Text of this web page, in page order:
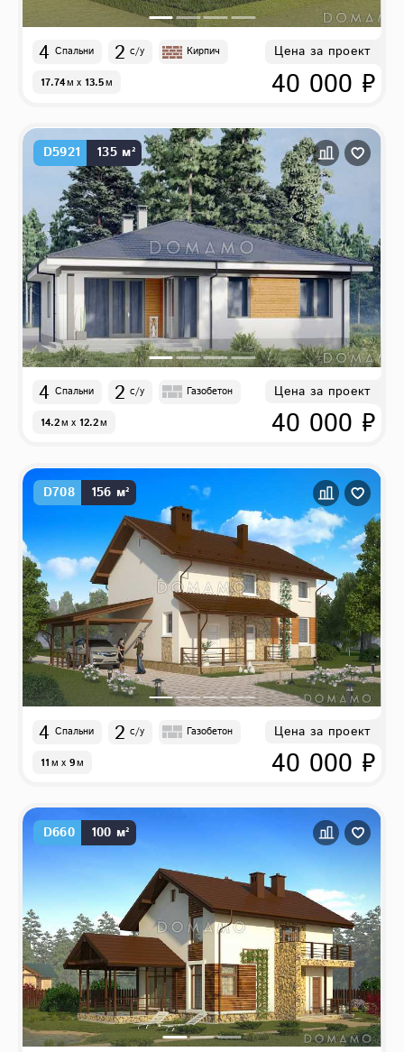
4 Спальни 2 с/у Кирпич
17.74м x 13.5м
Цена за проект
40 000 ₽
D5921 135 м²
4 Спальни 2 с/у Газобетон
14.2м x 12.2м
Цена за проект
40 000 ₽
D708 156 м²
4 Спальни 2 с/у Газобетон
11м x 9м
Цена за проект
40 000 ₽
D660 100 м²